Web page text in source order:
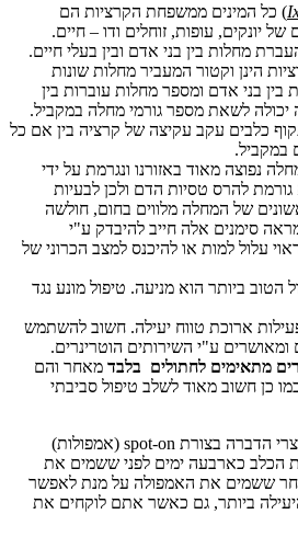
) כל המינים ממשפחת הקרציות הם
של יונקים, עופות, זוחלים ודו – חיים.
מחלות בין בני אדם ובין בעלי חיים.
הינן וקטור המעביר מחלות שונות
בין בני אדם ומספר מחלות עוברות בין
יכולה לשאת מספר גורמי מחלה במקביל.
כלבים עקב עקיצה של קרציה בין אם כל
במקביל.
נפוצה מאוד באזורנו ונגרמת על ידי
להרס טסיות הדם ולכן לבעיות
של המחלה מלווים בחום, חולשה
סימנים אלה חייב להיבדק ע"י
עלול למות או להיכנס למצב הכרוני של
הטוב ביותר הוא מניעה. טיפול מונע נגד
ארוכת טווח יעילה. חשוב להשתמש
ע"י השירותים הוטרינרים.
מתאימים לחתולים בלבד מאחר והם
כן חשוב מאוד לשלב טיפול סביבתי
כאשר אתם משתמשים במוצרי הדברה בצורת spot-on (אמפולות)
הכלב כארבעה ימים לפני ששמים את
ששמים את האמפולה על מנת לאפשר
ביותר, גם כאשר אתם לוקחים את